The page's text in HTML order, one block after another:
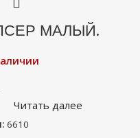
МАЛЫЙ.
Читать далее
6610